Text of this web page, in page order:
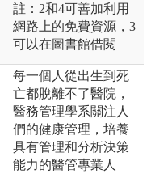
註：2和4可善加利用
網路上的免費資源，3
可以在圖書館借閱
每一個人從出生到死
亡都脫離不了醫院，
醫務管理學系關注人
們的健康管理，培養
具有管理和分析決策
能力的醫管專業人